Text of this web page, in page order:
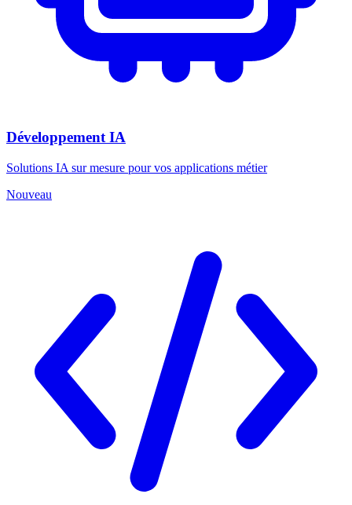
Développement IA
Solutions IA sur mesure pour vos applications métier
Nouveau